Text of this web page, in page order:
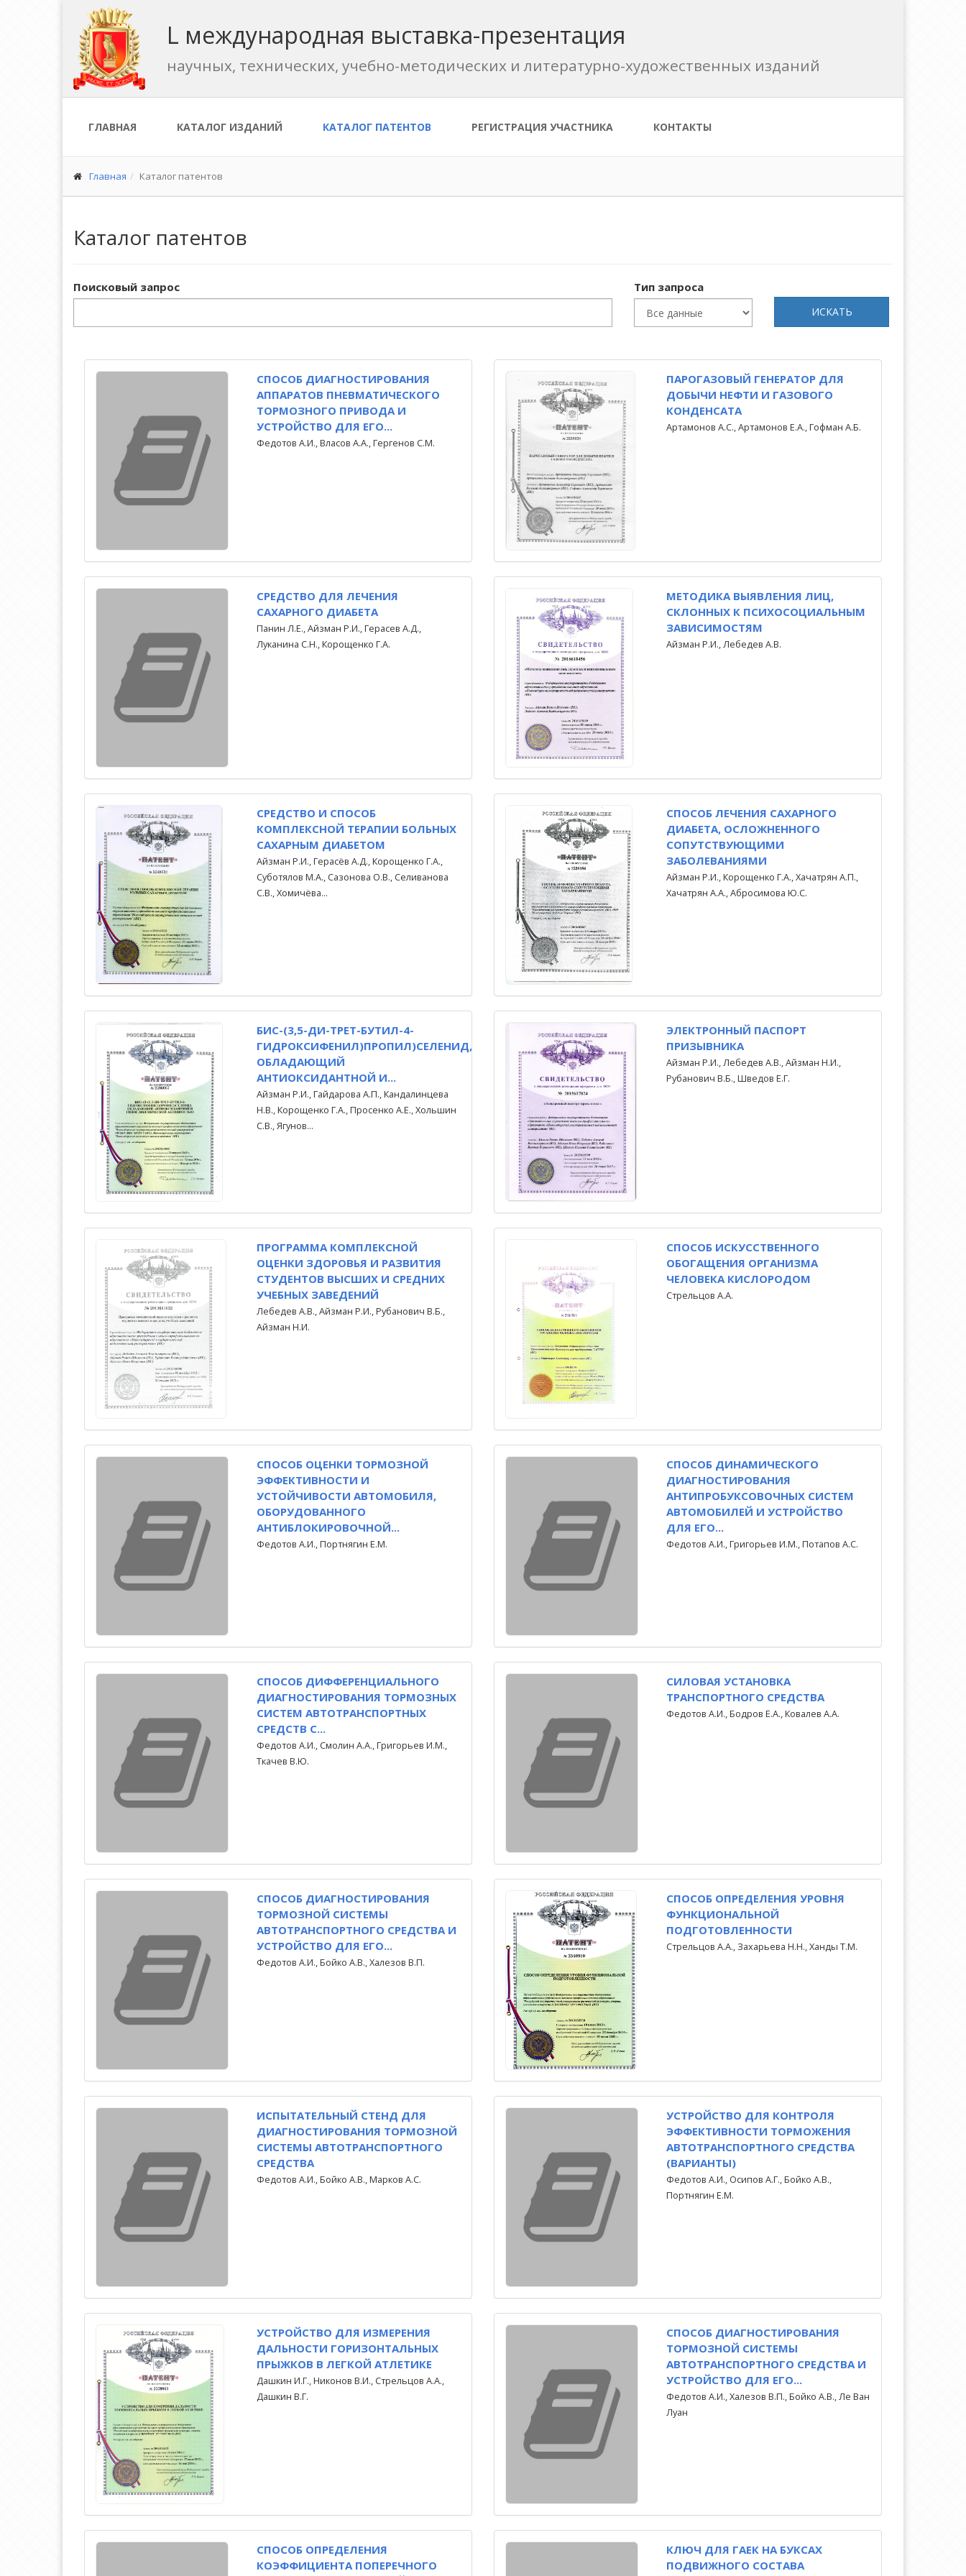
L международная выставка-презентация
научных, технических, учебно-методических и литературно-художественных изданий
ГЛАВНАЯ КАТАЛОГ ИЗДАНИЙ КАТАЛОГ ПАТЕНТОВ РЕГИСТРАЦИЯ УЧАСТНИКА КОНТАКТЫ
Главная Каталог патентов
Каталог патентов
Поисковый запрос Тип запроса
ИСКАТЬ
СПОСОБ ДИАГНОСТИРОВАНИЯ
АППАРАТОВ ПНЕВМАТИЧЕСКОГО
ТОРМОЗНОГО ПРИВОДА И
УСТРОЙСТВО ДЛЯ ЕГО...
Федотов А.И., Власов А.А., Гергенов С.М.
ПАРОГАЗОВЫЙ ГЕНЕРАТОР ДЛЯ
ДОБЫЧИ НЕФТИ И ГАЗОВОГО
КОНДЕНСАТА
Артамонов А.С., Артамонов Е.А., Гофман А.Б.
СРЕДСТВО ДЛЯ ЛЕЧЕНИЯ
САХАРНОГО ДИАБЕТА
Панин Л.Е., Айзман Р.И., Герасев А.Д.,
Луканина С.Н., Корощенко Г.А.
МЕТОДИКА ВЫЯВЛЕНИЯ ЛИЦ,
СКЛОННЫХ К ПСИХОСОЦИАЛЬНЫМ
ЗАВИСИМОСТЯМ
Айзман Р.И., Лебедев А.В.
СРЕДСТВО И СПОСОБ
КОМПЛЕКСНОЙ ТЕРАПИИ БОЛЬНЫХ
САХАРНЫМ ДИАБЕТОМ
Айзман Р.И., Герасёв А.Д., Корощенко Г.А.,
Суботялов М.А., Сазонова О.В., Селиванова
С.В., Хомичёва...
СПОСОБ ЛЕЧЕНИЯ САХАРНОГО
ДИАБЕТА, ОСЛОЖНЕННОГО
СОПУТСТВУЮЩИМИ
ЗАБОЛЕВАНИЯМИ
Айзман Р.И., Корощенко Г.А., Хачатрян А.П.,
Хачатрян А.А., Абросимова Ю.С.
БИС-(3,5-ДИ-ТРЕТ-БУТИЛ-4-
ГИДРОКСИФЕНИЛ)ПРОПИЛ)СЕЛЕНИД,
ОБЛАДАЮЩИЙ
АНТИОКСИДАНТНОЙ И...
Айзман Р.И., Гайдарова А.П., Кандалинцева
Н.В., Корощенко Г.А., Просенко А.Е., Хольшин
С.В., Ягунов...
ЭЛЕКТРОННЫЙ ПАСПОРТ
ПРИЗЫВНИКА
Айзман Р.И., Лебедев А.В., Айзман Н.И.,
Рубанович В.Б., Шведов Е.Г.
ПРОГРАММА КОМПЛЕКСНОЙ
ОЦЕНКИ ЗДОРОВЬЯ И РАЗВИТИЯ
СТУДЕНТОВ ВЫСШИХ И СРЕДНИХ
УЧЕБНЫХ ЗАВЕДЕНИЙ
Лебедев А.В., Айзман Р.И., Рубанович В.Б.,
Айзман Н.И.
СПОСОБ ИСКУССТВЕННОГО
ОБОГАЩЕНИЯ ОРГАНИЗМА
ЧЕЛОВЕКА КИСЛОРОДОМ
Стрельцов А.А.
СПОСОБ ОЦЕНКИ ТОРМОЗНОЙ
ЭФФЕКТИВНОСТИ И
УСТОЙЧИВОСТИ АВТОМОБИЛЯ,
ОБОРУДОВАННОГО
АНТИБЛОКИРОВОЧНОЙ...
Федотов А.И., Портнягин Е.М.
СПОСОБ ДИНАМИЧЕСКОГО
ДИАГНОСТИРОВАНИЯ
АНТИПРОБУКСОВОЧНЫХ СИСТЕМ
АВТОМОБИЛЕЙ И УСТРОЙСТВО
ДЛЯ ЕГО...
Федотов А.И., Григорьев И.М., Потапов А.С.
СПОСОБ ДИФФЕРЕНЦИАЛЬНОГО
ДИАГНОСТИРОВАНИЯ ТОРМОЗНЫХ
СИСТЕМ АВТОТРАНСПОРТНЫХ
СРЕДСТВ С...
Федотов А.И., Смолин А.А., Григорьев И.М.,
Ткачев В.Ю.
СИЛОВАЯ УСТАНОВКА
ТРАНСПОРТНОГО СРЕДСТВА
Федотов А.И., Бодров Е.А., Ковалев А.А.
СПОСОБ ДИАГНОСТИРОВАНИЯ
ТОРМОЗНОЙ СИСТЕМЫ
АВТОТРАНСПОРТНОГО СРЕДСТВА И
УСТРОЙСТВО ДЛЯ ЕГО...
Федотов А.И., Бойко А.В., Халезов В.П.
СПОСОБ ОПРЕДЕЛЕНИЯ УРОВНЯ
ФУНКЦИОНАЛЬНОЙ
ПОДГОТОВЛЕННОСТИ
Стрельцов А.А., Захарьева Н.Н., Ханды Т.М.
ИСПЫТАТЕЛЬНЫЙ СТЕНД ДЛЯ
ДИАГНОСТИРОВАНИЯ ТОРМОЗНОЙ
СИСТЕМЫ АВТОТРАНСПОРТНОГО
СРЕДСТВА
Федотов А.И., Бойко А.В., Марков А.С.
УСТРОЙСТВО ДЛЯ КОНТРОЛЯ
ЭФФЕКТИВНОСТИ ТОРМОЖЕНИЯ
АВТОТРАНСПОРТНОГО СРЕДСТВА
(ВАРИАНТЫ)
Федотов А.И., Осипов А.Г., Бойко А.В.,
Портнягин Е.М.
УСТРОЙСТВО ДЛЯ ИЗМЕРЕНИЯ
ДАЛЬНОСТИ ГОРИЗОНТАЛЬНЫХ
ПРЫЖКОВ В ЛЕГКОЙ АТЛЕТИКЕ
Дашкин И.Г., Никонов В.И., Стрельцов А.А.,
Дашкин В.Г.
СПОСОБ ДИАГНОСТИРОВАНИЯ
ТОРМОЗНОЙ СИСТЕМЫ
АВТОТРАНСПОРТНОГО СРЕДСТВА И
УСТРОЙСТВО ДЛЯ ЕГО...
Федотов А.И., Халезов В.П., Бойко А.В., Ле Ван
Луан
СПОСОБ ОПРЕДЕЛЕНИЯ
КОЭФФИЦИЕНТА ПОПЕРЕЧНОГО
КЛЮЧ ДЛЯ ГАЕК НА БУКСАХ
ПОДВИЖНОГО СОСТАВА